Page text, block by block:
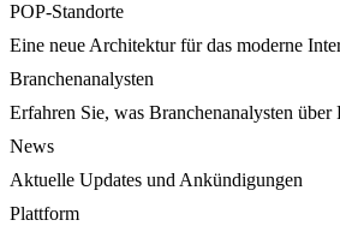
POP-Standorte
Eine neue Architektur für das moderne
Branchenanalysten
Erfahren Sie, was Branchenanalysten über
News
Aktuelle Updates und Ankündigungen
Plattform